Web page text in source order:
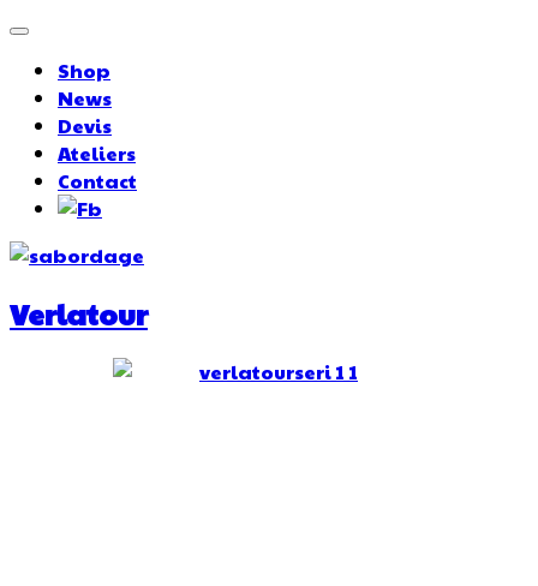
Shop
News
Devis
Ateliers
Contact
Verlatour